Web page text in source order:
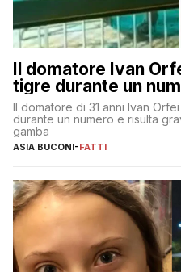
Il domatore Ivan
tigre durante un
Il domatore di 31 anni Ivan
durante un numero e risulta
gamba
ASIA BUCONI-FATTI